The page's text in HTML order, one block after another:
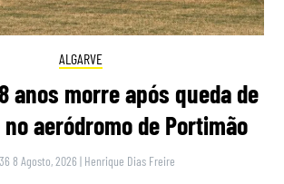
ALGARVE
anos morre após queda de
aeródromo de Portimão
8 Agosto, 2026 | Henrique Dias Freire